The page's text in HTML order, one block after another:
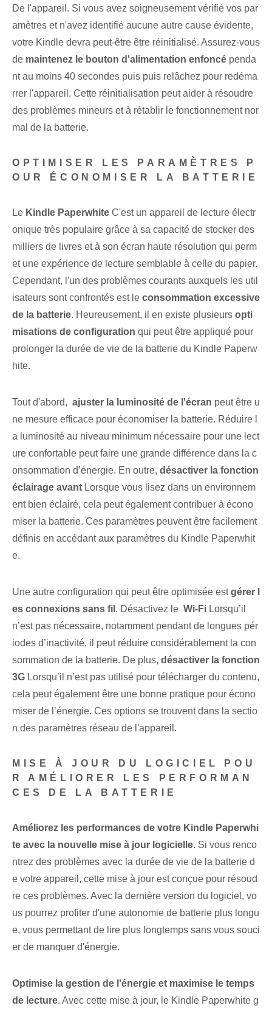
De l'appareil. Si vous avez soigneusement vérifié vos par
amètres et n'avez identifié aucune autre cause évidente,
votre Kindle devra peut-être être réinitialisé. Assurez-vous
de maintenez le bouton d'alimentation enfoncé penda
nt au moins ‌40⁢ secondes puis ⁢puis relâchez pour redéma
rrer ⁤l'appareil. Cette réinitialisation peut aider à résoudre
des problèmes mineurs et à rétablir le fonctionnement nor
mal de la batterie.
OPTIMISER LES PARAMÈTRES P
OUR ÉCONOMISER LA BATTERIE
Le⁣ Kindle Paperwhite C'est un appareil de lecture électr
onique très populaire grâce à sa capacité de stocker des
milliers de livres et à son écran haute résolution qui perm
et une expérience de lecture semblable à celle du papier.
Cependant, l'un des problèmes courants auxquels les util
isateurs sont confrontés est le consommation excessive
de la batterie. Heureusement, il en existe plusieurs⁤ opti
misations de configuration qui peut‌ être appliqué‍ pour
prolonger la⁤ durée de vie de la batterie⁢ du⁢ Kindle Paperw
hite.
Tout d'abord, ⁢ ajuster la luminosité de l'écran peut être u
ne mesure efficace pour économiser la batterie. Réduire l
a luminosité au niveau minimum nécessaire pour une lect
ure confortable peut faire une grande différence dans la c
onsommation d’énergie. En outre, désactiver la fonction
éclairage avant Lorsque vous lisez dans un environnem
ent bien éclairé, cela peut également contribuer à écono
miser la batterie. ‌Ces paramètres peuvent être facilement
définis en accédant aux paramètres du⁤ Kindle⁢ Paperwhit
e.
Une autre configuration qui peut être optimisée estgérer l
es connexions sans fil .⁣ Désactivez le ‌ Wi-Fi Lorsqu’il
n’est pas nécessaire, notamment pendant de longues pér
iodes d’inactivité, il peut réduire considérablement la con
sommation de la batterie. ⁣De plus, désactiver la fonction
3G Lorsqu’il n’est pas utilisé pour télécharger du contenu,
cela peut également être une bonne pratique pour écono
miser de l’énergie. Ces options se trouvent dans la sectio
n des paramètres réseau de l'appareil.
MISE À JOUR DU LOGICIEL POU
R AMÉLIORER LES PERFORMAN
CES DE LA BATTERIE
Améliorez les performances de votre Kindle Paperwhi
te avec la nouvelle mise à jour logicielle. Si vous renco
ntrez des problèmes avec la durée de vie de la batterie d
e votre appareil, cette mise à jour est conçue pour résoud
re ces problèmes. Avec la dernière version du logiciel, vo
us pourrez profiter d'une autonomie de batterie plus longu
e, vous permettant de lire plus longtemps sans vous souci
er de manquer d'énergie.
Optimise la gestion de l'énergie et maximise le temps
de lecture. Avec cette mise à jour, le Kindle Paperwhite g